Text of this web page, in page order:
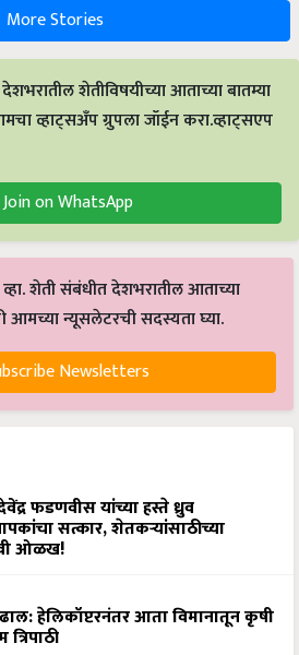
More Stories
शेतीविषयीच्या आताच्या बातम्या
व्हाट्सअँप ग्रुपला जॉईन करा.व्हाट्सएप
Join on WhatsApp
शेती संबंधीत देशभरातील आताच्या
आमच्या न्यूसलेटरची सदस्यता घ्या.
Newsletters
देवेंद्र फडणवीस यांच्या हस्ते ध्रुव
सत्कार, शेतकऱ्यांसाठीच्या
ओळख!
हेलिकॉप्टरनंतर आता विमानातून कृषी